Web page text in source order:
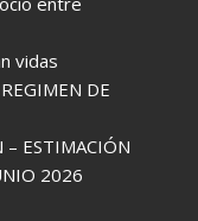
vidas
DE
ESTIMACIÓN
2026